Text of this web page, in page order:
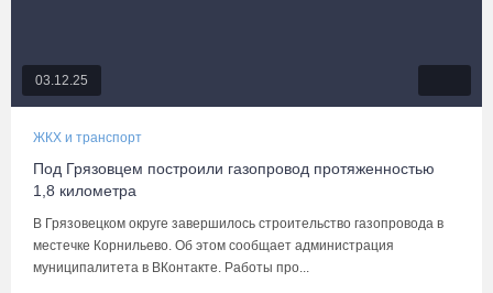
03.12.25
ЖКХ и транспорт
Под Грязовцем построили газопровод протяженностью
1,8 километра
В Грязовецком округе завершилось строительство газопровода в
местечке Корнильево. Об этом сообщает администрация
муниципалитета в ВКонтакте. Работы про...